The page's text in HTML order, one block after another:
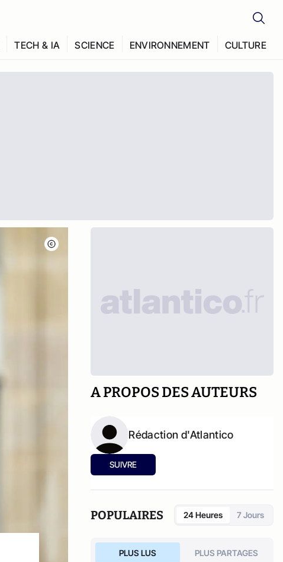
TECH & IA SCIENCE ENVIRONNEMENT CULTURE
A PROPOS DES AUTEURS
Rédaction d'Atlantico
SUIVRE
POPULAIRES 24 Heures 7 Jours
PLUS LUS PLUS PARTAGES